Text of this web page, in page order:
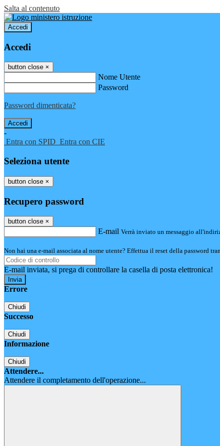
Salta al contenuto
Accedi
Accedi
button close ×
Nome Utente
Password
Password dimenticata?
-
Entra con SPID Entra con CIE
Seleziona utente
button close ×
Recupero password
button close ×
E-mail Verrà inviato un messaggio
Non hai una e-mail associata al nome utente? Effettua il reset della password
E-mail inviata, si prega di controllare la casella di posta elettronica!
Errore
Chiudi
Successo
Chiudi
Informazione
Chiudi
Attendere...
Attendere il completamento dell'operazione...